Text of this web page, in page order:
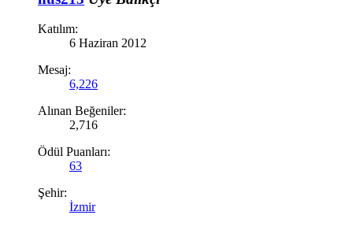
Katılım:
6 Haziran 2012
Mesaj:
6,226
Alınan Beğeniler:
2,716
Ödül Puanları:
63
Şehir:
İzmir